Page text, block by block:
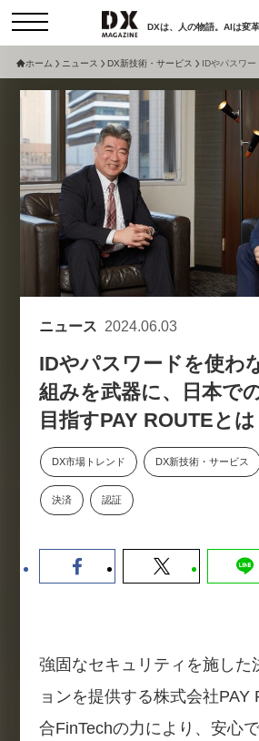
DXは、人の物語。AIは変革
コラム インタ
ニュー
サービスメニュー 日本オ
トップページ
サイトマップ
お問い合わせ
個人情報保護法について
採用情報
検索
現在開催予定のセミ
非公開: 【8/
ト時代、日本
新潮流から学
セミナー
【8/12開催】
数値化する」
学ぶ資金調達
ホーム ニュース DX新技術・サービス IDやパスワ
ニュース 2024.06.03
IDやパスワードを使わ
組みを武器に、日本で
目指すPAY ROUTEとは
DX市場トレンド DX新技術・サービス
決済 認証
強固なセキュリティを施した
ョンを提供する株式会社PAY
合FinTechの力により、安心